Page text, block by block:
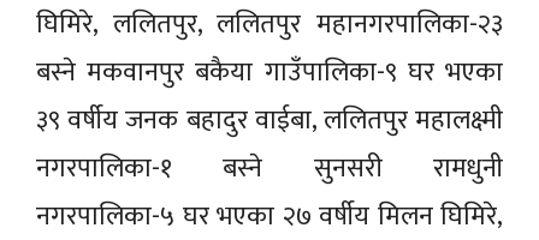
घिमिरे, ललितपुर, ललितपुर महानगरपालिका-२३
बस्ने मकवानपुर बकैया गाउँपालिका-९ घर भएका
३९ वर्षीय जनक बहादुर वाईबा, ललितपुर महालक्ष्मी
नगरपालिका-१ बस्ने सुनसरी रामधुनी
नगरपालिका-५ घर भएका २७ वर्षीय मिलन घिमिरे,